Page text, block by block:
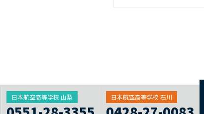
日本航空高等学校 山梨 日本航空高等学校 石川